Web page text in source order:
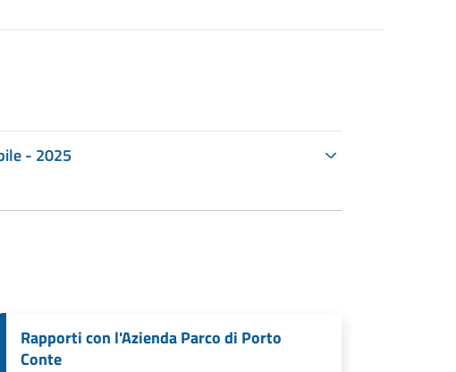
- 2025
Rapporti con l'Azienda Parco di Porto
Conte